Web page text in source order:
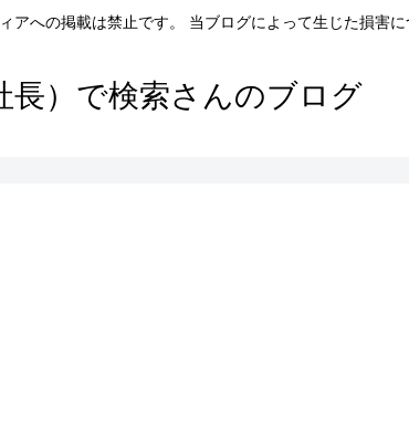
への掲載は禁止です。 当ブログによって生じた損害に
長）で検索さんのブログ